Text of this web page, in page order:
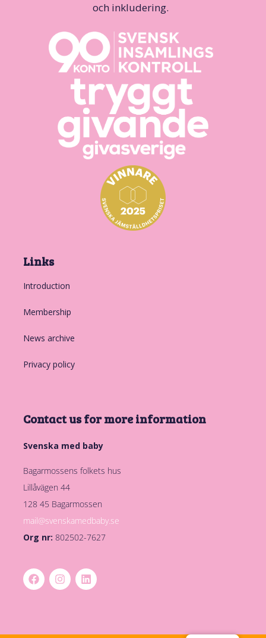
och inkludering.
Links
Introduction
Membership
News archive
Privacy policy
Contact us for more information
Svenska med baby
Bagarmossens folkets hus
Lillåvägen 44
128 45 Bagarmossen
mail@svenskamedbaby.se
Org nr: 802502-7627